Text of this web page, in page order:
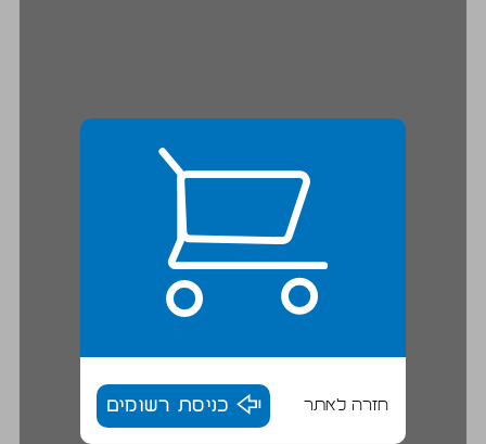
חזרה לאתר כניסת רשומים